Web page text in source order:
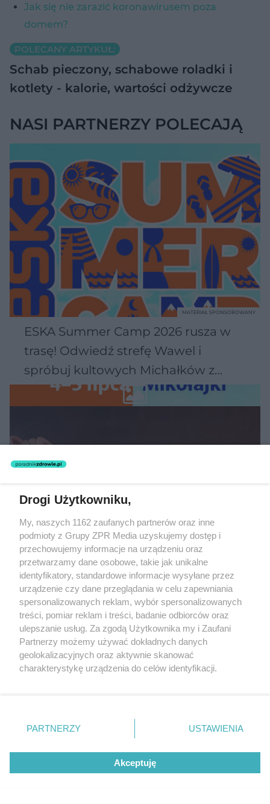
Jak się nie zarazić koronawirusem poza
domem?
POLECANY ARTYKUŁ:
Schab pieczony, schabowe roladki i
kotlety - kalorie, wartości odżywcze
NASI PARTNERZY POLECAJĄ
ESKA Summer Camp 2026 rusza w
trasę! Odwiedź strefę Wawel i
spróbuj kultowych Michałków z
Wawelu
MATERIAŁ SPONSOROWANY
MUZYKA
"ESKA Hity na Czasie" – playlista,
która rozkręci każdą chwilę
Drogi Użytkowniku,
My, naszych 1162 zaufanych partnerów oraz inne
podmioty z Grupy ZPR Media uzyskujemy dostęp i
przechowujemy informacje na urządzeniu oraz
przetwarzamy dane osobowe, takie jak unikalne
identyfikatory, standardowe informacje wysyłane przez
urządzenie czy dane przeglądania w celu zapewniania
spersonalizowanych reklam, wybór spersonalizowanych
treści, pomiar reklam i treści, badanie odbiorców oraz
ulepszanie usług. Za zgodą Użytkownika my i Zaufani
Partnerzy możemy używać dokładnych danych
geolokalizacyjnych oraz aktywnie skanować
charakterystykę urządzenia do celów identyfikacji.
zmienić/wycofać klikając przycisk ustawień prywatności
znajdujący się w lewym dolnym rogu strony
rodzaje przetwarzania danych nie wymagają zgody
użytkownika, ale masz prawo sprzeciwić się takiemu
przetwarzaniu. Preferencje będą miały zastosowanie tylko
PARTNERZY USTAWIENIA
Akceptuję